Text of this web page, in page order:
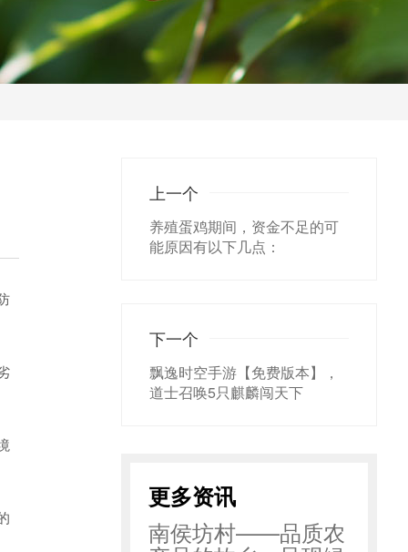
上一个
养殖蛋鸡期间，资金不足的可
能原因有以下几点：
下一个
飘逸时空手游【免费版本】，
道士召唤5只麒麟闯天下
更多资讯
南侯坊村——品质农